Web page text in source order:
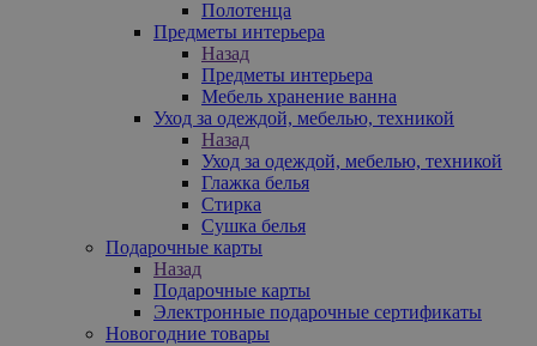
Полотенца
Предметы интерьера
Назад
Предметы интерьера
Мебель хранение ванна
Уход за одеждой, мебелью, техникой
Назад
Уход за одеждой, мебелью, техникой
Глажка белья
Стирка
Сушка белья
Подарочные карты
Назад
Подарочные карты
Электронные подарочные сертификаты
Новогодние товары